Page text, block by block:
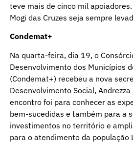
teve mais de cinco mil
Mogi das Cruzes seja sempre
Condemat+
Na quarta-feira, dia 19, o
Desenvolvimento dos Municípios
(Condemat+) recebeu a nova
Desenvolvimento Social,
encontro foi para conhecer as
bem-sucedidas e também para a
investimentos no território e
para o atendimento da população